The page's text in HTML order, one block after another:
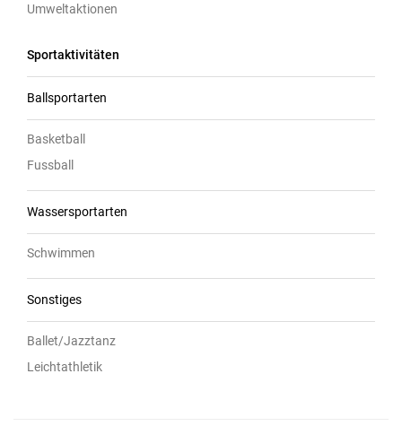
Umweltaktionen
Sportaktivitäten
Ballsportarten
Basketball
Fussball
Wassersportarten
Schwimmen
Sonstiges
Ballet/Jazztanz
Leichtathletik